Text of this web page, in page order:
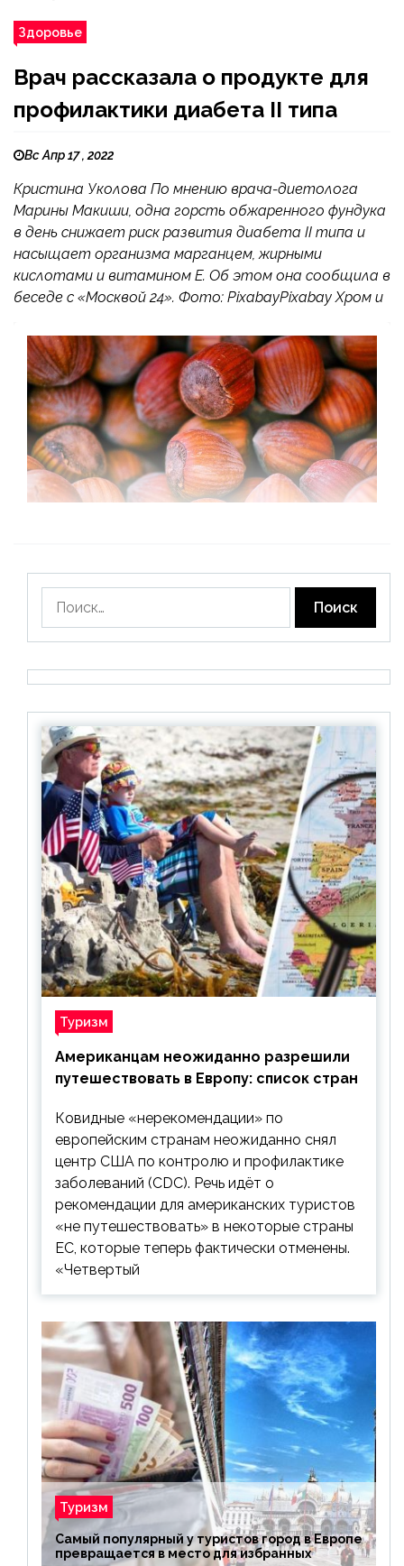
Здоровье
Врач рассказала о продукте для
профилактики диабета II типа
Вс Апр 17 , 2022
Кристина Уколова По мнению врача-диетолога
Марины Макиши, одна горсть обжаренного фундука
в день снижает риск развития диабета II типа и
насыщает организма марганцем, жирными
кислотами и витамином Е. Об этом она сообщила в
беседе с «Москвой 24». Фото: PixabayPixabay Хром и
Туризм
Американцам неожиданно разрешили
путешествовать в Европу: список стран
Ковидные «нерекомендации» по
европейским странам неожиданно снял
центр США по контролю и профилактике
заболеваний (CDC). Речь идёт о
рекомендации для американских туристов
«не путешествовать» в некоторые страны
ЕС, которые теперь фактически отменены.
«Четвертый
Туризм
Самый популярный у туристов город в Европе
превращается в место для избранных